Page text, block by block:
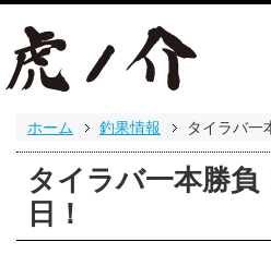
ホーム 釣果情報 タイラバ一
タイラバ一本勝
日！